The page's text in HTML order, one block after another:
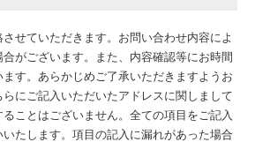
せていただきます。お問い合わせ内容によ
がございます。また、内容確認等にお時間
す。あらかじめご了承いただきますようお
にご記入いただいたアドレスに関しまして
ことはございません。全ての項目をご記入
たします。項目の記入に漏れがあった場合